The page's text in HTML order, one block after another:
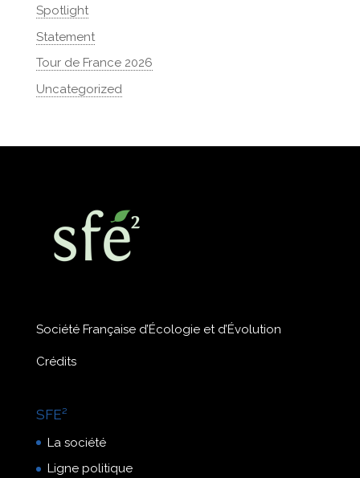
Spotlight
Statement
Tour de France 2026
Uncategorized
Société Française d’Écologie et d’Évolution
Crédits
SFE²
La société
Ligne politique